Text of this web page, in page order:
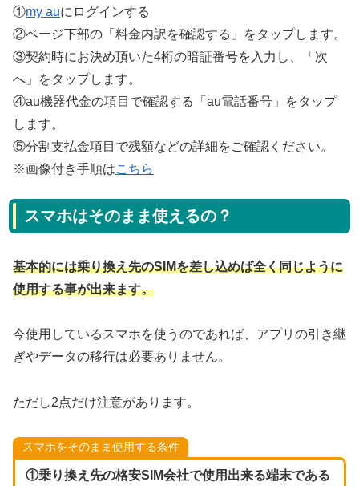
①my auにログインする
②ページ下部の「料金内訳を確認する」をタップします。
③契約時にお決め頂いた4桁の暗証番号を入力し、「次
へ」をタップします。
④au機器代金の項目で確認する「au電話番号」をタップ
します。
⑤分割支払金項目で残額などの詳細をご確認ください。
※画像付き手順はこちら
スマホはそのまま使えるの？
基本的には乗り換え先のSIMを差し込めば全く同じように
使用する事が出来ます。
今使用しているスマホを使うのであれば、アプリの引き継
ぎやデータの移行は必要ありません。
ただし2点だけ注意があります。
スマホをそのまま使用する条件
①乗り換え先の格安SIM会社で使用出来る端末である